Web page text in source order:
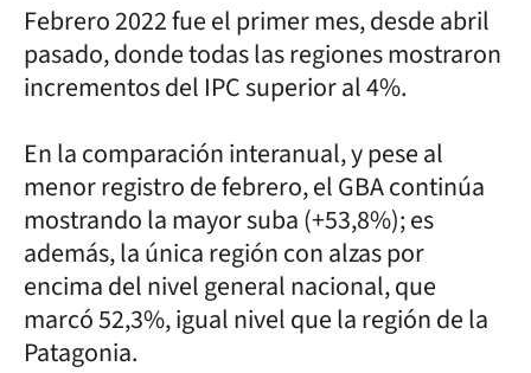
Febrero 2022 fue el primer mes, desde abril
pasado, donde todas las regiones mostraron
incrementos del IPC superior al 4%.
En la comparación interanual, y pese al
menor registro de febrero, el GBA continúa
mostrando la mayor suba (+53,8%); es
además, la única región con alzas por
encima del nivel general nacional, que
marcó 52,3%, igual nivel que la región de la
Patagonia.